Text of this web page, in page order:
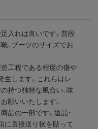
入れは良いです。普段
、ブーツのサイズでお
工程である程度の傷や
生します。これらはレ
持つ独特な風合い、味
願いいたします。
品の一部です。返品・
に直接送り状を貼って